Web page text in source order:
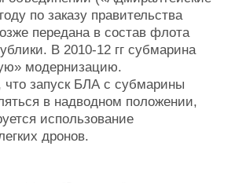
по заказу правительства
передана в состав флота
В 2010-12 гг субмарина
модернизацию.
что запуск БЛА с субмарины
в надводном положении,
использование
дронов.